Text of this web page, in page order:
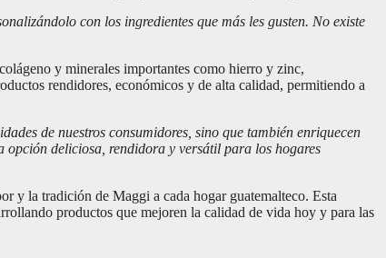
con los ingredientes que más les gusten. No existe
y minerales importantes como hierro y zinc,
rendidores, económicos y de alta calidad, permitiendo a
de nuestros consumidores, sino que también enriquecen
opción deliciosa, rendidora y versátil para los hogares
y la tradición de Maggi a cada hogar guatemalteco. Esta
productos que mejoren la calidad de vida hoy y para las